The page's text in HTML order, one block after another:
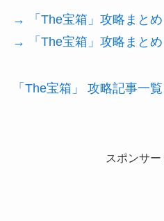
→ 「The宝箱」攻略まと
→ 「The宝箱」攻略まと
「The宝箱」 攻略記事一覧
スポンサー